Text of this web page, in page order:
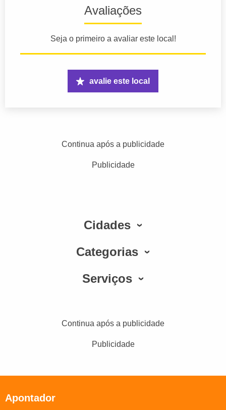
Avaliações
Seja o primeiro a avaliar este local!
avalie este local
Continua após a publicidade
Publicidade
Cidades
Categorias
Serviços
Continua após a publicidade
Publicidade
Apontador